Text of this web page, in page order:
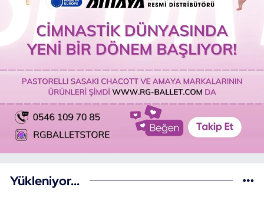
Yükleniyor...